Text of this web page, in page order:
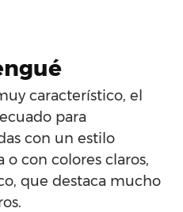
característico, el
para
con un estilo
con colores claros,
que destaca mucho